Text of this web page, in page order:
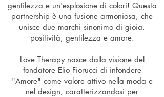
gentilezza e un'esplosione di colori! Questa
partnership è una fusione armoniosa, che
unisce due marchi sinonimo di gioia,
positività, gentilezza e amore.
Love Therapy nasce dalla visione del
fondatore Elio Fiorucci di infondere
"Amore" come valore attivo nella moda e
nel design, caratterizzandosi per